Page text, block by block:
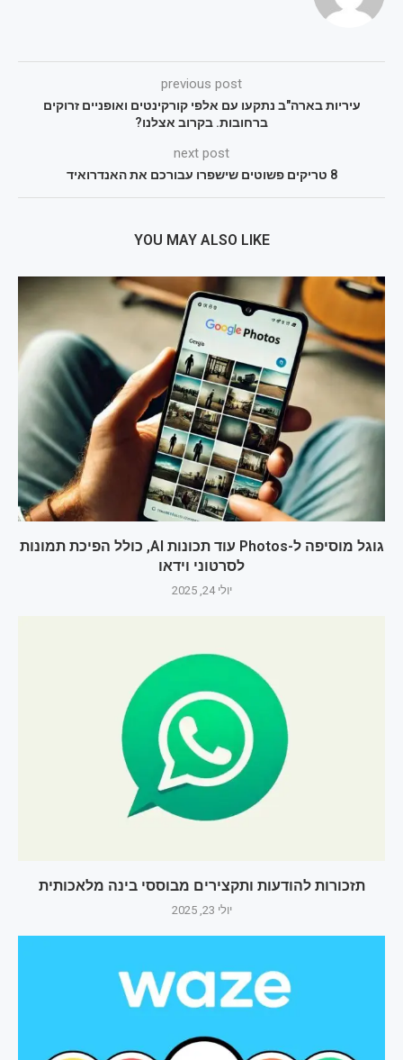
previous post
עיריות בארה"ב נתקעו עם אלפי קורקינטים ואופניים זרוקים
ברחובות. בקרוב אצלנו?
next post
8 טריקים פשוטים שישפרו עבורכם את האנדרואיד
YOU MAY ALSO LIKE
גוגל מוסיפה ל-Photos עוד תכונות AI, כולל הפיכת תמונות
לסרטוני וידאו
יולי 24, 2025
תזכורות להודעות ותקצירים מבוססי בינה מלאכותית
יולי 23, 2025